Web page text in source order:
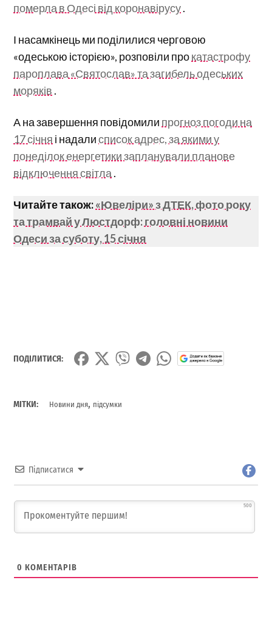
померла в Одесі від коронавірусу.
І насамкінець ми поділилися черговою
«одеською історією», розповіли прокатастрофу
пароплава «Святослав» та загибель одеських
моряків .
А на завершення повідомили прогноз погоди на
17 січня і надалисписок адрес, за якими у
понеділок енергетики запланували планове
відключення світла .
Читайте також:«Ювеліри» з ДТЕК, фото року
та трамвай у Люстдорф: головні новини
Одеси за суботу, 15 січня
ПОДІЛИТИСЯ:
МІТКИ: Новини дня, підсумки
Підписатися
500
0 КОМЕНТАРІВ